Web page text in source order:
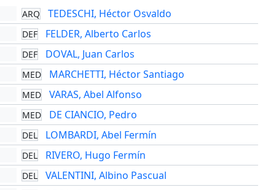
ARQ TEDESCHI, Héctor Osvaldo
DEF FELDER, Alberto Carlos
DEF DOVAL, Juan Carlos
MED MARCHETTI, Héctor Santiago
MED VARAS, Abel Alfonso
MED DE CIANCIO, Pedro
DEL LOMBARDI, Abel Fermín
DEL RIVERO, Hugo Fermín
DEL VALENTINI, Albino Pascual